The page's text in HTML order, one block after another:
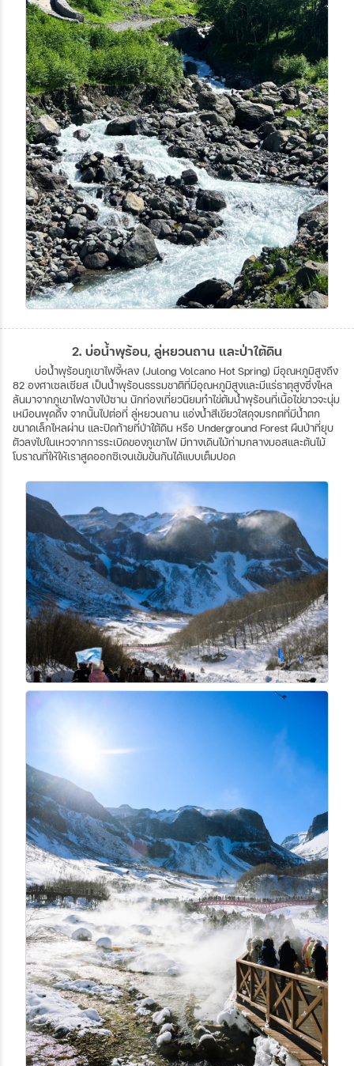
2. บ่อน้ำพุร้อน, ลู่หยวนถาน และป่าใต้ดิน
บ่อน้ำพุร้อนภูเขาไฟจี้หลง (Julong Volcano Hot Spring) มีอุณหภูมิสูงถึง
82 องศาเซลเซียส เป็นน้ำพุร้อนธรรมชาติที่มีอุณหภูมิสูงและมีแร่ธาตุสูงซึ่งไหล
ล้นมาจากภูเขาไฟฉางไป่ซาน นักท่องเที่ยวนิยมทำไข่ต้มน้ำพุร้อนที่เนื้อไข่ขาวจะนุ่ม
เหมือนพุดดิ้ง จากนั้นไปต่อที่ ลู่หยวนถาน แอ่งน้ำสีเขียวใสดุจมรกตที่มีน้ำตก
ขนาดเล็กไหลผ่าน และปิดท้ายที่ป่าใต้ดิน หรือ Underground Forest ผืนป่าที่ยุบ
ตัวลงไปในเหวจากการระเบิดของภูเขาไฟ มีทางเดินไม้ท่ามกลางมอสและต้นไม้
โบราณที่ให้ให้เราสูดออกซิเจนเข้มข้นกันได้แบบเต็มปอด